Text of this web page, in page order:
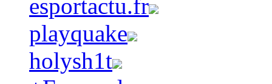
esportactu.fr
playquake
holysh1t